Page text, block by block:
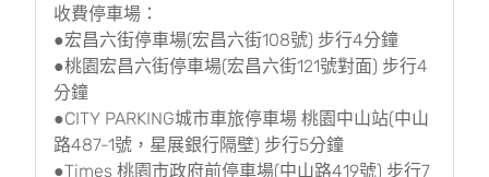
收費停車場：
●宏昌六街停車場(宏昌六街108號) 步行4分鐘
●桃園宏昌六街停車場(宏昌六街121號對面) 步行4
分鐘
●CITY PARKING城市車旅停車場 桃園中山站(中山
路487-1號，星展銀行隔壁) 步行5分鐘
●Times 桃園市政府前停車場(中山路419號) 步行7